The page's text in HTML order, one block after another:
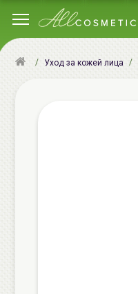
Уход за кожей лица